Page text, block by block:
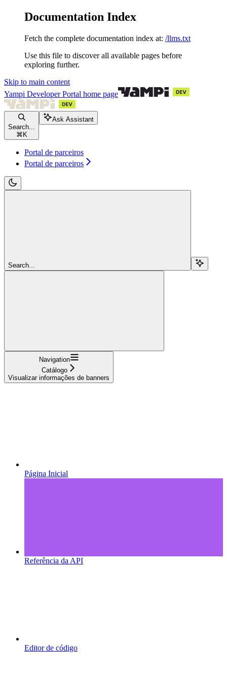
Documentation Index
Fetch the complete documentation index at: /llms.txt
Use this file to discover all available pages before
exploring further.
Skip to main content
Yampi Developer Portal home page
Search...
⌘ K
Ask Assistant
Portal de parceiros
Portal de parceiros
Search...
Navigation
Catálogo
Visualizar informações de banners
Página Inicial
Referência da API
Editor de código